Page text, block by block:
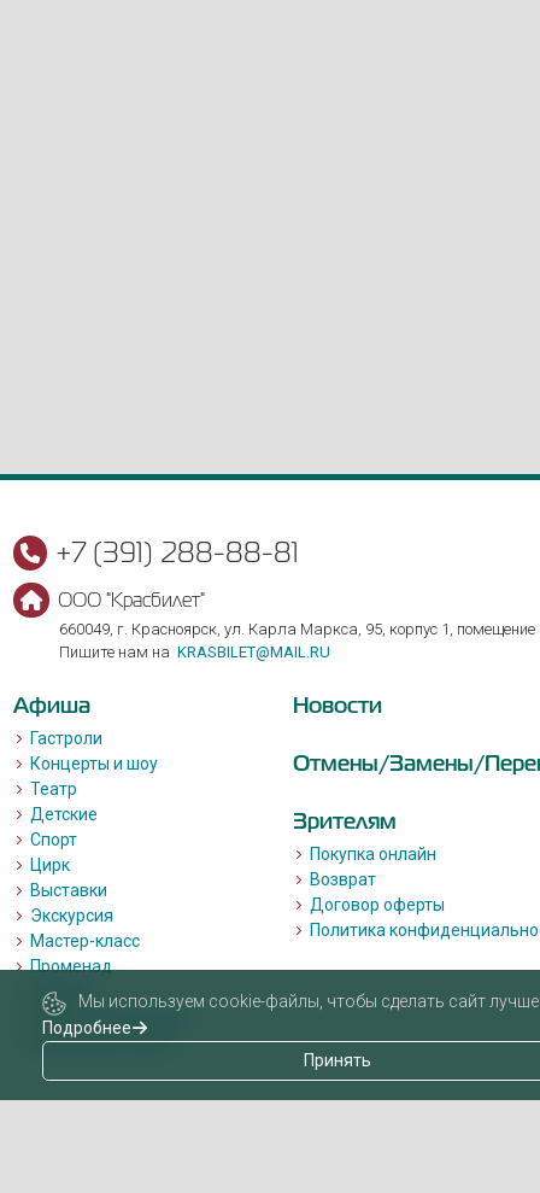
+7 (391) 288-88-81
ООО "Красбилет"
660049, г. Красноярск, ул. Карла Маркса, 95, корпус 1, помещение
Пишите нам на KRASBILET@MAIL.RU
Афиша
Гастроли
Концерты и шоу
Театр
Детские
Спорт
Цирк
Выставки
Экскурсия
Мастер-класс
Променад
Лекции
Квизы, квесты, игры.
Пушкинская карта
Новости
Отмены/Замены/
Зрителям
Покупка онлайн
Возврат
Договор оферты
Политика
Мы используем cookie-файлы, чтобы сделать сайт лучше
Подробнее
Принять